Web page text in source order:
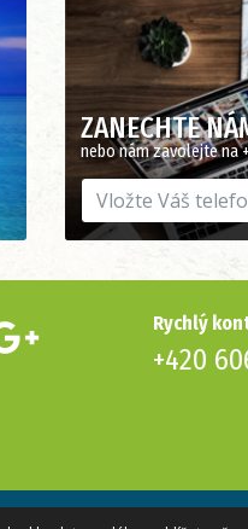
ZANECHTE
nebo nám zavolejte na
Rychlý
+420